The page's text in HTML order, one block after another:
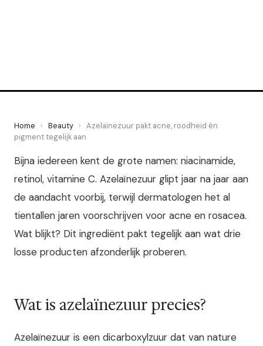
Home › Beauty › Azelaïnezuur pakt acne, roodheid én
pigment tegelijk aan
Bijna iedereen kent de grote namen: niacinamide,
retinol, vitamine C. Azelaïnezuur glipt jaar na jaar aan
de aandacht voorbij, terwijl dermatologen het al
tientallen jaren voorschrijven voor acne en rosacea.
Wat blijkt? Dit ingrediënt pakt tegelijk aan wat drie
losse producten afzonderlijk proberen.
Wat is azelaïnezuur precies?
Azelaïnezuur is een dicarboxylzuur dat van nature